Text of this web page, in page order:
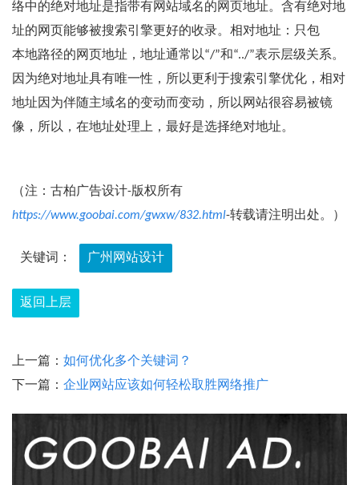
络中的绝对地址是指带有网站域名的网页地址。含有绝对地
址的网页能够被搜索引擎更好的收录。相对地址：只包
本地路径的网页地址，地址通常以“/”和“../”表示层级关系。
因为绝对地址具有唯一性，所以更利于搜索引擎优化，相对
地址因为伴随主域名的变动而变动，所以网站很容易被镜
像，所以，在地址处理上，最好是选择绝对地址。
（注：古柏广告设计-版权所有
https://www.goobai.com/gwxw/832.html-转载请注明出处。）
关键词： 广州网站设计
返回上层
上一篇： 如何优化多个关键词？
下一篇： 企业网站应该如何轻松取胜网络推广